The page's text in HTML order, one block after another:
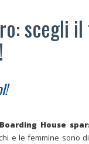
scegli
Boarding House
e le femmine sono